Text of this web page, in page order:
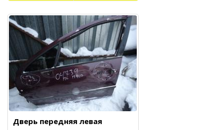
Дверь передняя левая